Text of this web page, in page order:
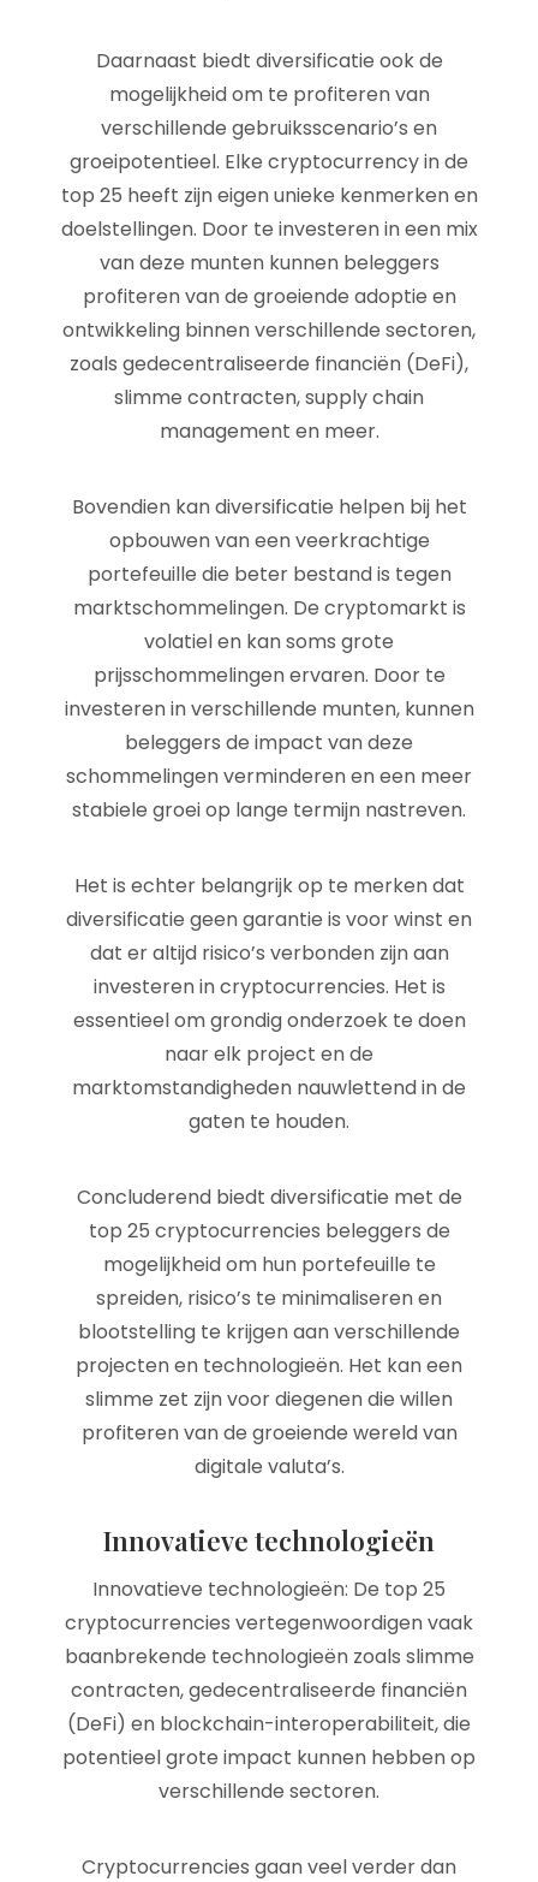
Daarnaast biedt diversificatie ook de
mogelijkheid om te profiteren van
verschillende gebruiksscenario’s en
groeipotentieel. Elke cryptocurrency in de
top 25 heeft zijn eigen unieke kenmerken en
doelstellingen. Door te investeren in een mix
van deze munten kunnen beleggers
profiteren van de groeiende adoptie en
ontwikkeling binnen verschillende sectoren,
zoals gedecentraliseerde financiën (DeFi),
slimme contracten, supply chain
management en meer.
Bovendien kan diversificatie helpen bij het
opbouwen van een veerkrachtige
portefeuille die beter bestand is tegen
marktschommelingen. De cryptomarkt is
volatiel en kan soms grote
prijsschommelingen ervaren. Door te
investeren in verschillende munten, kunnen
beleggers de impact van deze
schommelingen verminderen en een meer
stabiele groei op lange termijn nastreven.
Het is echter belangrijk op te merken dat
diversificatie geen garantie is voor winst en
dat er altijd risico’s verbonden zijn aan
investeren in cryptocurrencies. Het is
essentieel om grondig onderzoek te doen
naar elk project en de
marktomstandigheden nauwlettend in de
gaten te houden.
Concluderend biedt diversificatie met de
top 25 cryptocurrencies beleggers de
mogelijkheid om hun portefeuille te
spreiden, risico’s te minimaliseren en
blootstelling te krijgen aan verschillende
projecten en technologieën. Het kan een
slimme zet zijn voor diegenen die willen
profiteren van de groeiende wereld van
digitale valuta’s.
Innovatieve technologieën
Innovatieve technologieën: De top 25
cryptocurrencies vertegenwoordigen vaak
baanbrekende technologieën zoals slimme
contracten, gedecentraliseerde financiën
(DeFi) en blockchain-interoperabiliteit, die
potentieel grote impact kunnen hebben op
verschillende sectoren.
Cryptocurrencies gaan veel verder dan